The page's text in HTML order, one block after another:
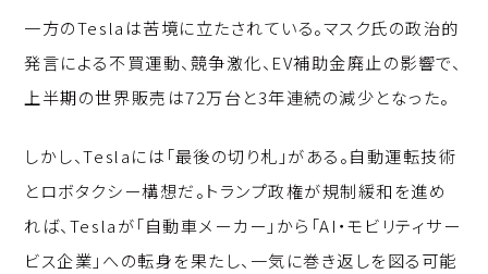
一方のTeslaは苦境に立たされている。マスク氏の政治的
発言による不買運動、競争激化、EV補助金廃止の影響で、
上半期の世界販売は72万台と3年連続の減少となった。
しかし、Teslaには「最後の切り札」がある。自動運転技術
とロボタクシー構想だ。トランプ政権が規制緩和を進め
れば、Teslaが「自動車メーカー」から「AI・モビリティサー
ビス企業」への転身を果たし、一気に巻き返しを図る可能